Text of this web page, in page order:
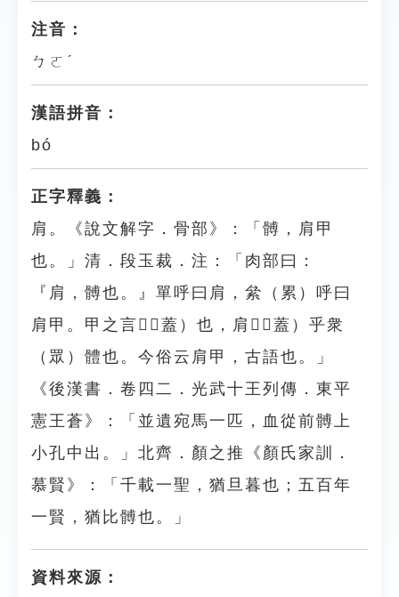
注音：
ㄅㄛˊ
漢語拼音：
bó
正字釋義：
肩。《說文解字．骨部》：「髆，肩甲
也。」清．段玉裁．注：「肉部曰：
『肩，髆也。』單呼曰肩，絫（累）呼曰
肩甲。甲之言󵆉（蓋）也，肩󵆉（蓋）乎衆
（眾）體也。今俗云肩甲，古語也。」
《後漢書．卷四二．光武十王列傳．東平
憲王蒼》：「並遺宛馬一匹，血從前髆上
小孔中出。」北齊．顏之推《顏氏家訓．
慕賢》：「千載一聖，猶旦暮也；五百年
一賢，猶比髆也。」
資料來源：